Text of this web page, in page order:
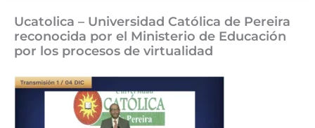
Ucatolica – Universidad Católica de Pereira
reconocida por el Ministerio de Educación
por los procesos de virtualidad